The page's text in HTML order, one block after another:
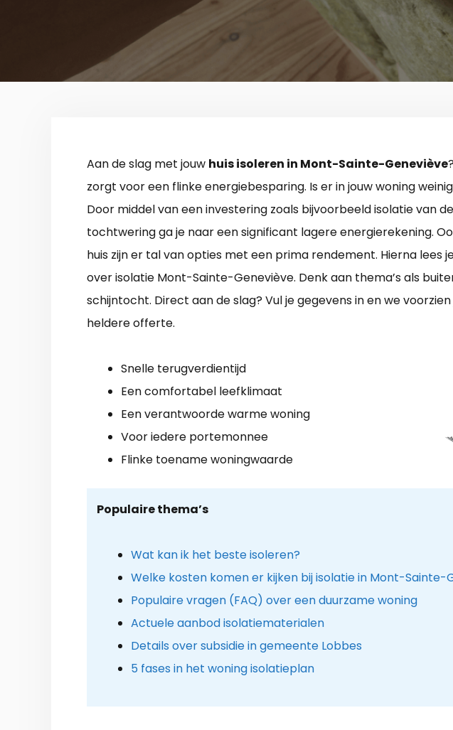
Aan de slag met jouw huis isoleren in Mont-Sainte-Geneviève
zorgt voor een flinke energiebesparing. Is er in jouw woning
Door middel van een investering zoals bijvoorbeeld isolatie van
tochtwering ga je naar een significant lagere energierekening.
huis zijn er tal van opties met een prima rendement. Hierna lees
over isolatie Mont-Sainte-Geneviève. Denk aan thema’s als
schijntocht. Direct aan de slag? Vul je gegevens in en we
heldere offerte.
Snelle terugverdientijd
Een comfortabel leefklimaat
Een verantwoorde warme woning
Voor iedere portemonnee
Flinke toename woningwaarde
Populaire thema’s
Wat kan ik het beste isoleren?
Welke kosten komen er kijken bij isolatie in Mont-Sainte-
Populaire vragen (FAQ) over een duurzame woning
Actuele aanbod isolatiematerialen
Details over subsidie in gemeente Lobbes
5 fases in het woning isolatieplan